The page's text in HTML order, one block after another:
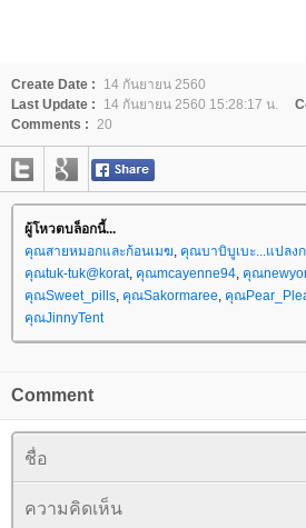
Create Date :
14 กันยายน 2560
Last Update :
14 กันยายน 2560 15:28:17 น.
Comments : 20
ผู้โหวตบล็อกนี้...
คุณสายหมอกและก้อนเมฆ, คุณบาบิบูเบะ...แปลง
คุณtuk-tuk@korat, คุณmcayenne94, คุณ
คุณSweet_pills, คุณSakormaree, คุณ
คุณJinnyTent
Comment